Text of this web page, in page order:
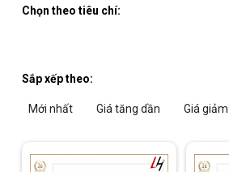
Chọn theo tiêu chí:
Sắp xếp theo:
Mới nhất Giá tăng dần Giá